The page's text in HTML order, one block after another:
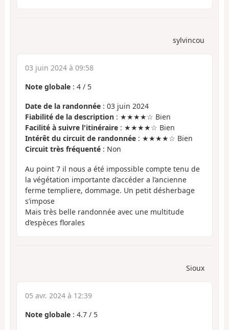
sylvincou
03 juin 2024 à 09:58
Note globale : 4 / 5
Date de la randonnée : 03 juin 2024
Fiabilité de la description : ★★★★☆ Bien
Facilité à suivre l'itinéraire : ★★★★☆ Bien
Intérêt du circuit de randonnée : ★★★★☆ Bien
Circuit très fréquenté : Non
Au point 7 il nous a été impossible compte tenu de
la végétation importante d’accéder a l’ancienne
ferme templiere, dommage. Un petit désherbage
s’impose
Mais très belle randonnée avec une multitude
d’espèces florales
Sioux
05 avr. 2024 à 12:39
Note globale : 4.7 / 5